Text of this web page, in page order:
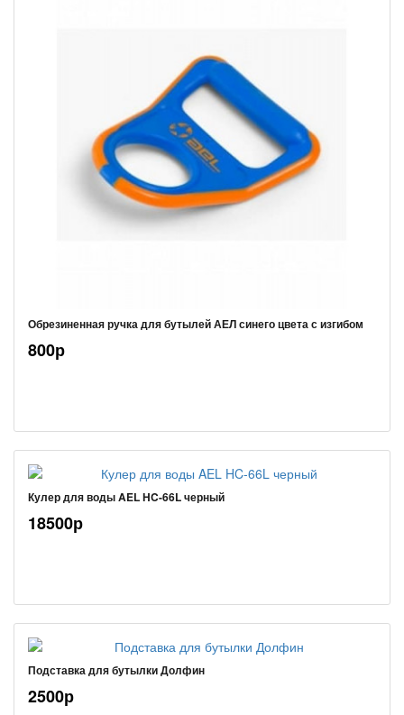
Обрезиненная ручка для бутылей АЕЛ синего цвета с изгибом
800р
Кулер для воды AEL HC-66L черный
18500р
Подставка для бутылки Долфин
2500р